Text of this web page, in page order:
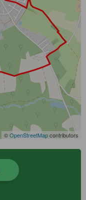
©OpenStreetMapcontributors